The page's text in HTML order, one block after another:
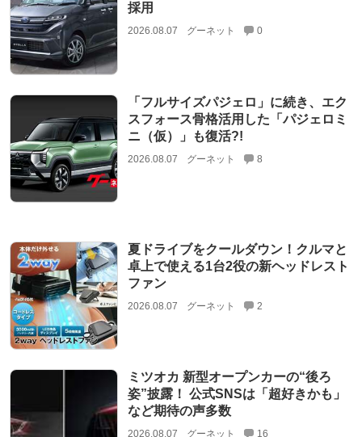
採用
2026.08.07 グーネット 0
「フルサイズパジェロ」に続き、エク
スフォース骨格活用した「パジェロミ
ニ（仮）」も復活?!
2026.08.07 グーネット 8
夏ドライブをクールダウン！クルマと
卓上で使える1台2役の新ヘッドレスト
ファン
2026.08.07 グーネット 2
ミツオカ 新型オープンカーの“後ろ
姿”披露！ 公式SNSは「超好きかも」
など期待の声多数
2026.08.07 グーネット 16